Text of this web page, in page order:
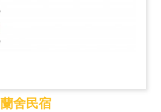
蘭舍民宿